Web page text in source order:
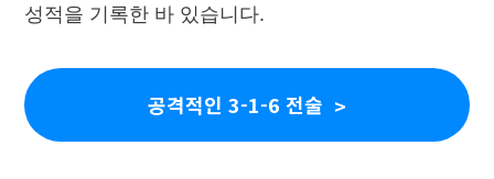
성적을 기록한 바 있습니다.
공격적인 3-1-6 전술